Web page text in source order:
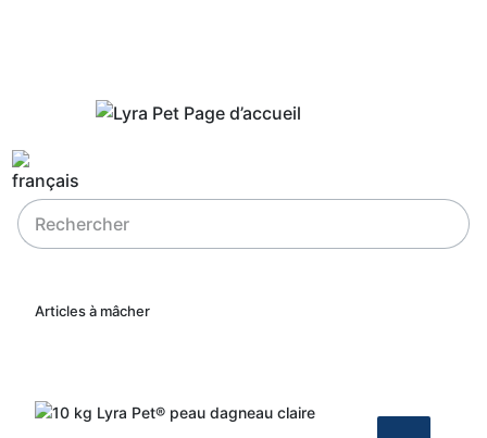
Articles à mâcher